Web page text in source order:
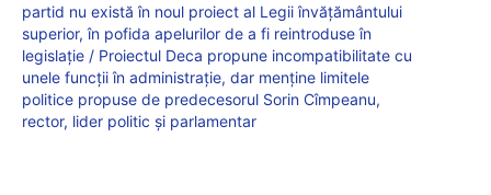
partid nu există în noul proiect al Legii învățământului
superior, în pofida apelurilor de a fi reintroduse în
legislație / Proiectul Deca propune incompatibilitate cu
unele funcții în administrație, dar menține limitele
politice propuse de predecesorul Sorin Cîmpeanu,
rector, lider politic și parlamentar